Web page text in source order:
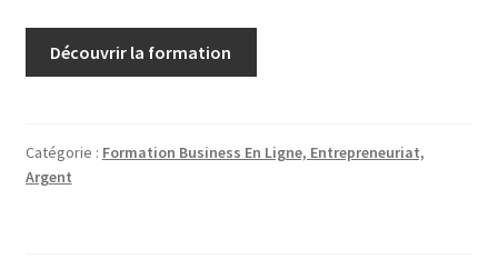
Découvrir la formation
Catégorie : Formation Business En Ligne, Entrepreneuriat,
Argent